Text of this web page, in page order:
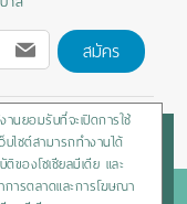
สมัคร
/สิทธิผู้ป่วย
All rights reserved
ยอมรับที่จะเปิดการใช้
ไซต์สามารถทำงานได้
องโซเชียลมีเดีย และ
การตลาดและการโฆษณา